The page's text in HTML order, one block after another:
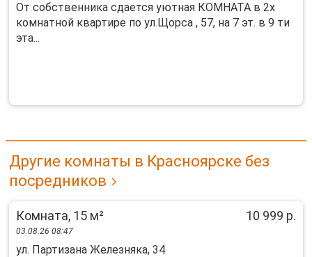
От собственника сдается уютная КОМНАТА в 2х
комнатной квартире по ул.Щорса , 57, на 7 эт. в 9 ти
эта...
Другие комнаты в Красноярске без
посредников
Комната, 15 м² 10 999 р.
03.08.26 08:47
ул. Партизана Железняка, 34